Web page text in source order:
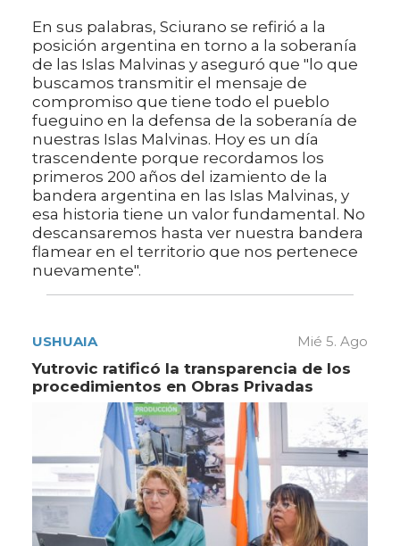
En sus palabras, Sciurano se refirió a la
posición argentina en torno a la soberanía
de las Islas Malvinas y aseguró que "lo que
buscamos transmitir el mensaje de
compromiso que tiene todo el pueblo
fueguino en la defensa de la soberanía de
nuestras Islas Malvinas. Hoy es un día
trascendente porque recordamos los
primeros 200 años del izamiento de la
bandera argentina en las Islas Malvinas, y
esa historia tiene un valor fundamental. No
descansaremos hasta ver nuestra bandera
flamear en el territorio que nos pertenece
nuevamente".
USHUAIA Mié 5. Ago
Yutrovic ratificó la transparencia de los
procedimientos en Obras Privadas